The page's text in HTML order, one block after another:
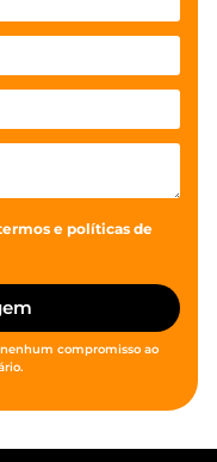
e políticas de
compromisso ao